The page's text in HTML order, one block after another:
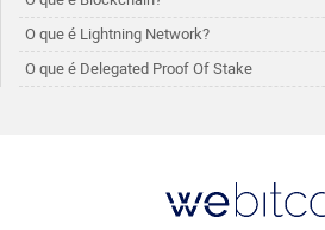
O que é Lightning Network?
O que é Delegated Proof Of Stake